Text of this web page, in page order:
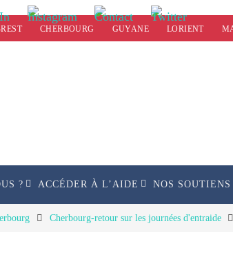
CHERBOURG GUYANE LORIENT
? ACCÉDER À L’AIDE NOS SOUTIENS
Cherbourg-retour sur les journées d'entraide